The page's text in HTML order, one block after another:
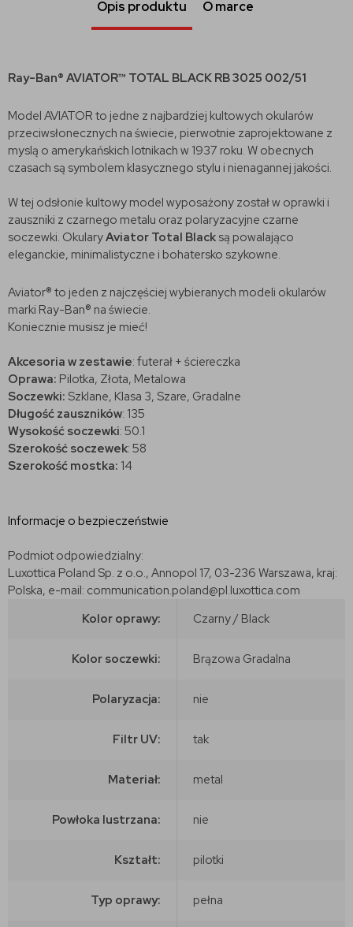
Opis produktu O marce
Ray-Ban® AVIATOR™ TOTAL BLACK RB 3025 002/51
Model AVIATOR to jedne z najbardziej kultowych okularów
przeciwsłonecznych na świecie, pierwotnie zaprojektowane z
myslą o amerykańskich lotnikach w 1937 roku. W obecnych
czasach są symbolem klasycznego stylu i nienagannej jakości.
W tej odsłonie kultowy model wyposażony został w oprawki i
zauszniki z czarnego metalu oraz polaryzacyjne czarne
soczewki. OkularyAviator Total Black są powalająco
eleganckie, minimalistyczne i bohatersko szykowne.
Aviator® to jeden z najczęściej wybieranych modeli okularów
marki Ray-Ban® na świecie.
Koniecznie musisz je mieć!
Akcesoria w zestawie: futerał + ściereczka
Oprawa: Pilotka, Złota, Metalowa
Soczewki: Szklane, Klasa 3, Szare, Gradalne
Długość zauszników: 135
Wysokość soczewki: 50.1
Szerokość soczewek: 58
Szerokość mostka: 14
Informacje o bezpieczeństwie
Podmiot odpowiedzialny:
Luxottica Poland Sp. z o.o., Annopol 17, 03-236 Warszawa, kraj:
Polska, e-mail: communication.poland@pl.luxottica.com
Kolor oprawy:
Czarny / Black
Kolor soczewki: Brązowa Gradalna
Polaryzacja: nie
Filtr UV: tak
Materiał: metal
Powłoka lustrzana: nie
Kształt: pilotki
Typ oprawy: pełna